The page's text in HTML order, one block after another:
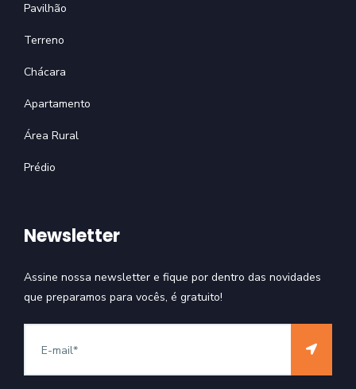
Pavilhão
Terreno
Chácara
Apartamento
Área Rural
Prédio
Newsletter
Assine nossa newsletter e fique por dentro das novidades
que preparamos para vocês, é gratuito!